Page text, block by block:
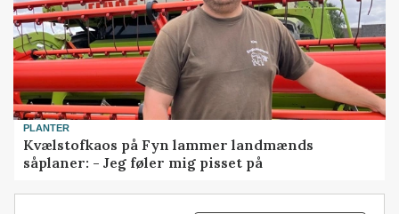
PLANTER
Kvælstofkaos på Fyn lammer landmænds
såplaner: - Jeg føler mig pisset på